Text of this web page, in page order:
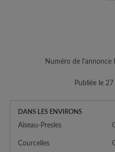
Numéro de
Publiée le
DANS LES ENVIRONS
Aiseau-Presles
Courcelles